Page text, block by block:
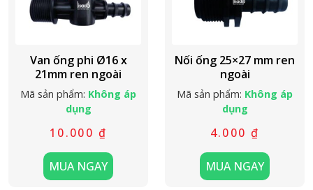
Van ống phi Ø16 x
21mm ren ngoài
Mã sản phẩm: Không áp
dụng
10.000 ₫
MUA NGAY
Nối ống 25×27 mm ren
ngoài
Mã sản phẩm: Không áp
dụng
4.000 ₫
MUA NGAY